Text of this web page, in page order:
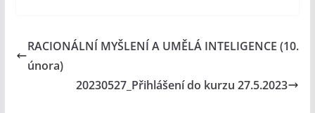
RACIONÁLNÍ MYŠLENÍ A UMĚLÁ INTELIGENCE (10.
února)
20230527_Přihlášení do kurzu 27.5.2023